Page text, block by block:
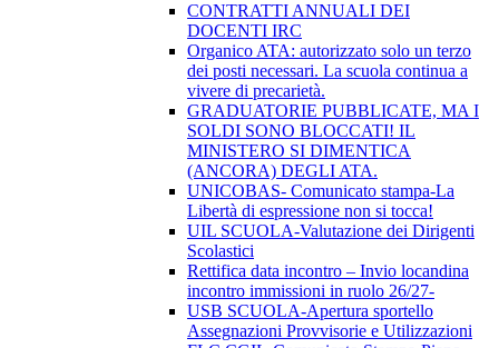
CONTRATTI ANNUALI DEI
DOCENTI IRC
Organico ATA: autorizzato solo un terzo
dei posti necessari. La scuola continua a
vivere di precarietà.
GRADUATORIE PUBBLICATE, MA I
SOLDI SONO BLOCCATI! IL
MINISTERO SI DIMENTICA
(ANCORA) DEGLI ATA.
UNICOBAS- Comunicato stampa-La
Libertà di espressione non si tocca!
UIL SCUOLA-Valutazione dei Dirigenti
Scolastici
Rettifica data incontro – Invio locandina
incontro immissioni in ruolo 26/27-
USB SCUOLA-Apertura sportello
Assegnazioni Provvisorie e Utilizzazioni